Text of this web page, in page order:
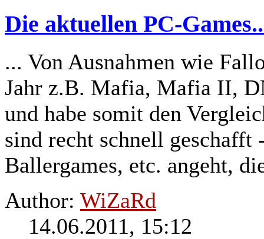
Die aktuellen PC-
... Von Ausnahmen wie
Jahr z.B. Mafia, Mafia II,
und habe somit den
sind recht schnell
Ballergames, etc. angeht,
Author: WiZaRd
14.06.2011, 15:12